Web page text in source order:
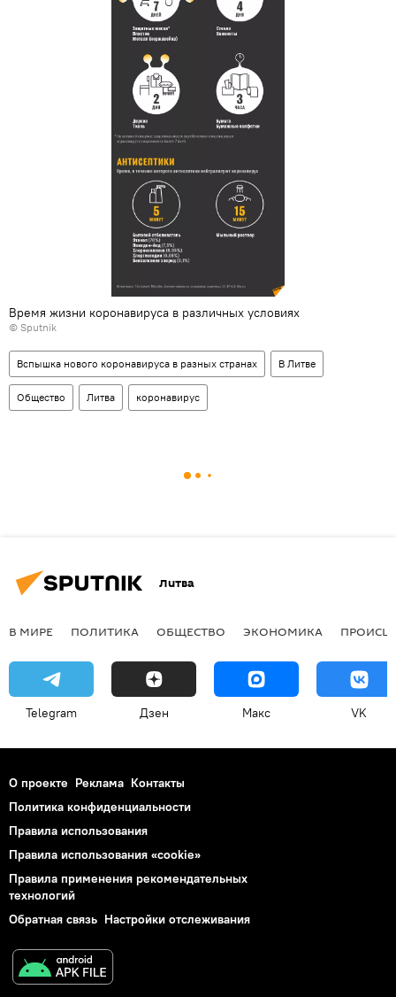
Время жизни коронавируса в различных условиях
© Sputnik
Вспышка нового коронавируса в разных странах В Литве
Общество Литва коронавирус
Литва
В МИРЕ ПОЛИТИКА ОБЩЕСТВО ЭКОНОМИКА
Telegram Дзен Макс VK
О проекте Реклама Контакты
Политика конфиденциальности
Правила использования
Правила использования «cookie»
Правила применения рекомендательных
технологий
Обратная связь Настройки отслеживания